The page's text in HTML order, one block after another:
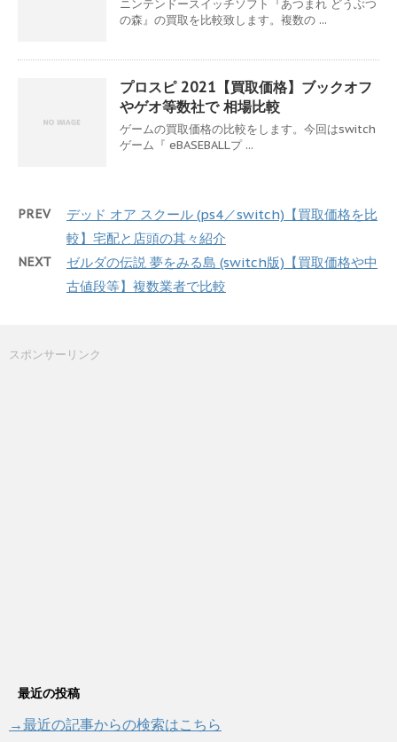
ニンテンドースイッチソフト『あつまれ どうぶつ
の森』の買取を比較致します。複数の ...
プロスピ 2021【買取価格】ブックオフ
やゲオ等数社で 相場比較
ゲームの買取価格の比較をします。今回はswitch
ゲーム『 eBASEBALLプ ...
PREV
デッド オア スクール (ps4／switch)【買取価格を比
較】宅配と店頭の其々紹介
NEXT
ゼルダの伝説 夢をみる島 (switch版)【買取価格や中
古値段等】複数業者で比較
スポンサーリンク
最近の投稿
→最近の記事からの検索はこちら